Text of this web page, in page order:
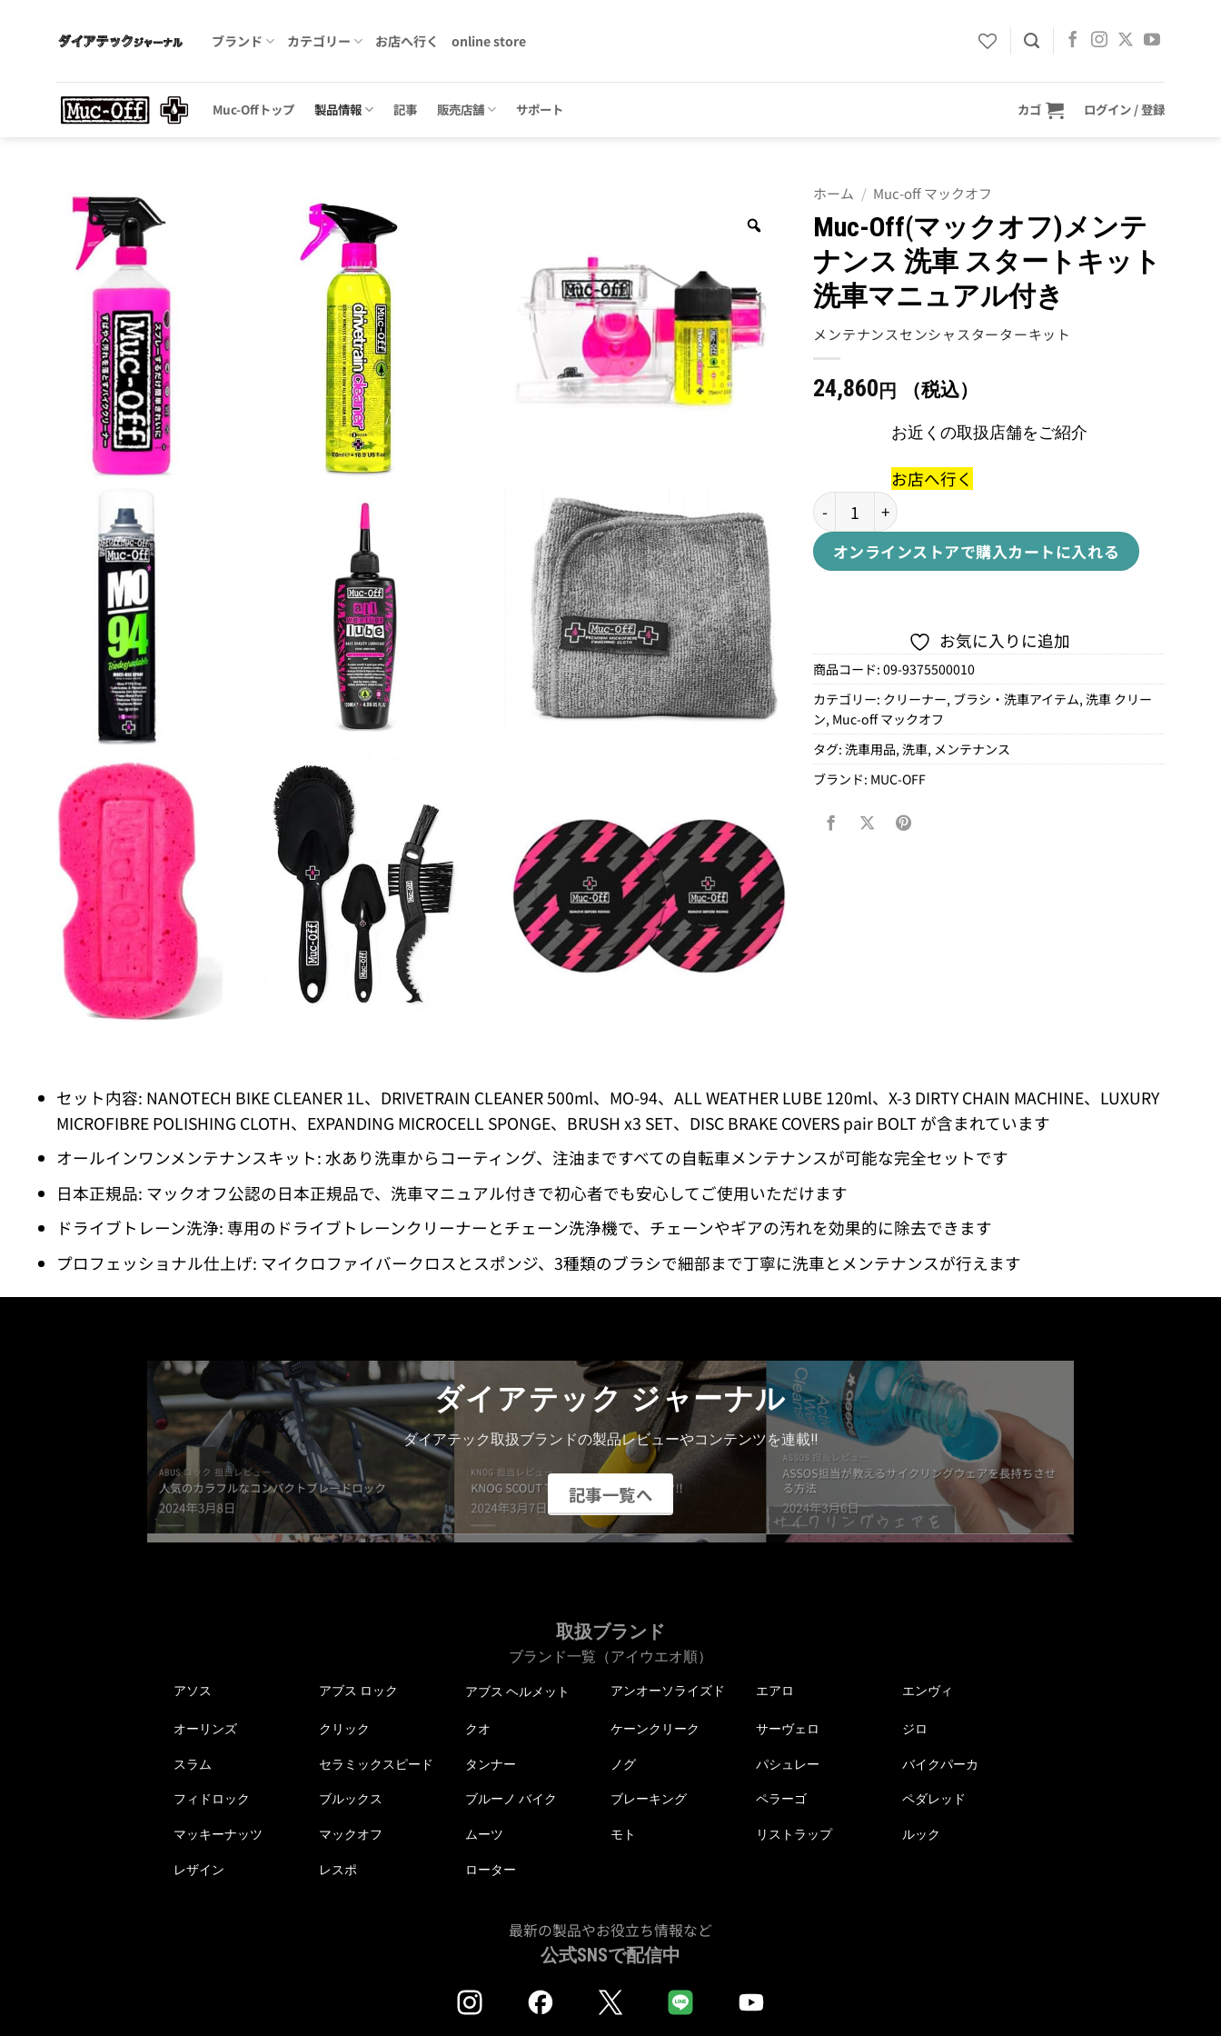
ブランド カテゴリー お店へ行く online store
Muc-Offトップ 製品情報 記事 販売店舗 サポート カゴ ログイン / 登録
ホーム / Muc-off マックオフ
Muc-Off(マックオフ)メンテ
ナンス 洗車 スタートキット
洗車マニュアル付き
メンテナンスセンシャスターターキット
24,860 円 （税込）
お近くの取扱店舗をご紹介
お店へ行く
Muc-Off(マックオフ)メンテナンス 洗車 スタートキット 洗車
オンラインストアで購入カートに入れる
お気に入りに追加
商品コード:09-9375500010
カテゴリー: クリーナー, ブラシ・洗車アイテム,洗車 クリー
ン, Muc-off マックオフ
タグ:洗車用品,洗車, メンテナンス
ブランド: MUC-OFF
セット内容: NANOTECH BIKE CLEANER 1L、DRIVETRAIN CLEANER 500ml、MO-94、ALL WEATHER LUBE 120ml、X-3 DIRTY CHAIN MACHINE、LUXURY
MICROFIBRE POLISHING CLOTH、EXPANDING MICROCELL SPONGE、BRUSH x3 SET、DISC BRAKE COVERS pair BOLT が含まれています
オールインワンメンテナンスキット: 水あり洗車からコーティング、注油まですべての自転車メンテナンスが可能な完全セットです
日本正規品: マックオフ公認の日本正規品で、洗車マニュアル付きで初心者でも安心してご使用いただけます
ドライブトレーン洗浄: 専用のドライブトレーンクリーナーとチェーン洗浄機で、チェーンやギアの汚れを効果的に除去できます
プロフェッショナル仕上げ: マイクロファイバークロスとスポンジ、3種類のブラシで細部まで丁寧に洗車とメンテナンスが行えます
ダイアテック ジャーナル
ダイアテック取扱ブランドの製品レビューやコンテンツを連載!!
記事一覧へ
取扱ブランド
ブランド一覧（アイウエオ順）
アソス アブス ロック アブス ヘルメット アンオーソライズド エアロ エンヴィ
オーリンズ クリック クオ ケーンクリーク サーヴェロ ジロ
スラム セラミックスピード タンナー ノグ パシュレー バイクパーカ
フィドロック ブルックス ブルーノ バイク ブレーキング ペラーゴ ペダレッド
マッキーナッツ マックオフ ムーツ モト リストラップ ルック
レザイン レスポ ローター
最新の製品やお役立ち情報など
公式SNSで配信中